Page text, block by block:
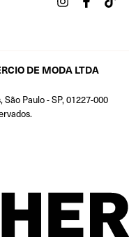
DE MODA LTDA
Paulo - SP, 01227-000